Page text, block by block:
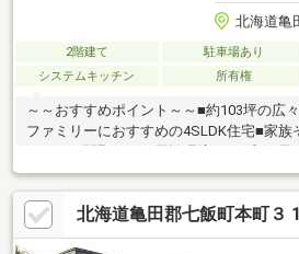
北海道亀
2階建て 駐車場あり
システムキッチン
所有権
～～おすすめポイント～～■約103坪の広
ファミリーにおすすめの4SLDK住宅■家族
ー・・・14分■DCM・・・15分■ツルハド
▼▼ 打ち合わせ・見学プランご用意
探し始めの方向け＞しっかりコース(1h~)/
(0.5h~) 詳しくは物件詳細下段の「イベ
北海道亀田郡七飯町本町３